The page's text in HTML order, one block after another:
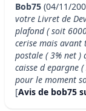
Bob75 (04/11/
votre Livret de
plafond ( soit
cerise mais avant
postale ( 3% net )
caisse d epargne
pour le moment
[Avis de bob75